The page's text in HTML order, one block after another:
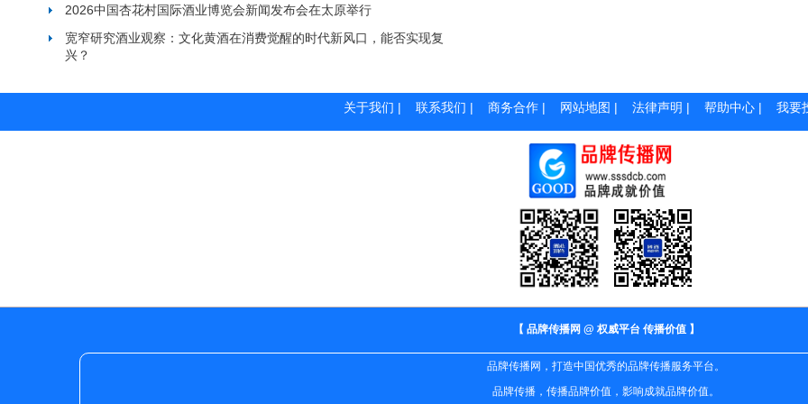
2026中国杏花村国际酒业博览会新闻发布会在太原举行
宽窄研究酒业观察：文化黄酒在消费觉醒的时代新风口，能否实现复
兴？
关于我们 | 联系我们 | 商务合作 | 网站地图 | 法律声明 | 帮助中心 | 我要
【 品牌传播网 @ 权威平台 传播价值 】
品牌传播网，打造中国优秀的品牌传播服务平台。
品牌传播，传播品牌价值，影响成就品牌价值。